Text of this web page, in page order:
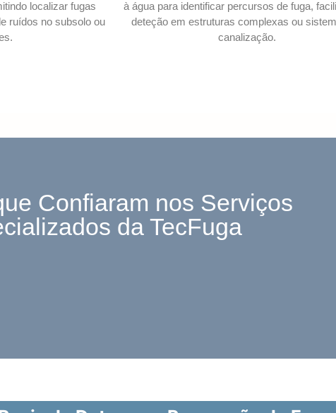
localizar fugas
ruídos no subsolo ou
à água para identificar percursos de fuga,
deteção em estruturas complexas ou
canalização.
Confiaram nos Serviços
da TecFuga